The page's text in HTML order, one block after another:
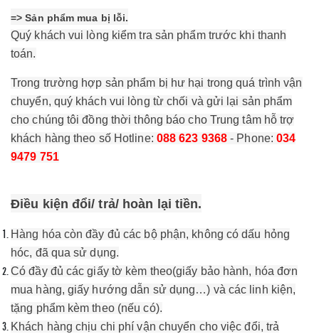
=> Sản phẩm mua bị lỗi.
Quý khách vui lòng kiểm tra sản phẩm trước khi thanh
toán.
Trong trường hợp sản phẩm bị hư hại trong quá trình vận
chuyển, quý khách vui lòng từ chối và gửi lại sản phẩm
cho chúng tôi đồng thời thông báo cho Trung tâm hỗ trợ
khách hàng theo số Hotline: 088 623 9368 - Phone:034
9479 751
Điều kiện đổi/ trả/ hoàn lại tiền.
Hàng hóa còn đầy đủ các bộ phận, không có dấu hỏng
hóc, đã qua sử dụng.
Có đầy đủ các giấy tờ kèm theo(giấy bảo hành, hóa đơn
mua hàng, giấy hướng dẫn sử dụng…) và các linh kiện,
tặng phẩm kèm theo (nếu có).
Khách hàng chịu chi phí vận chuyển cho việc đổi, trả